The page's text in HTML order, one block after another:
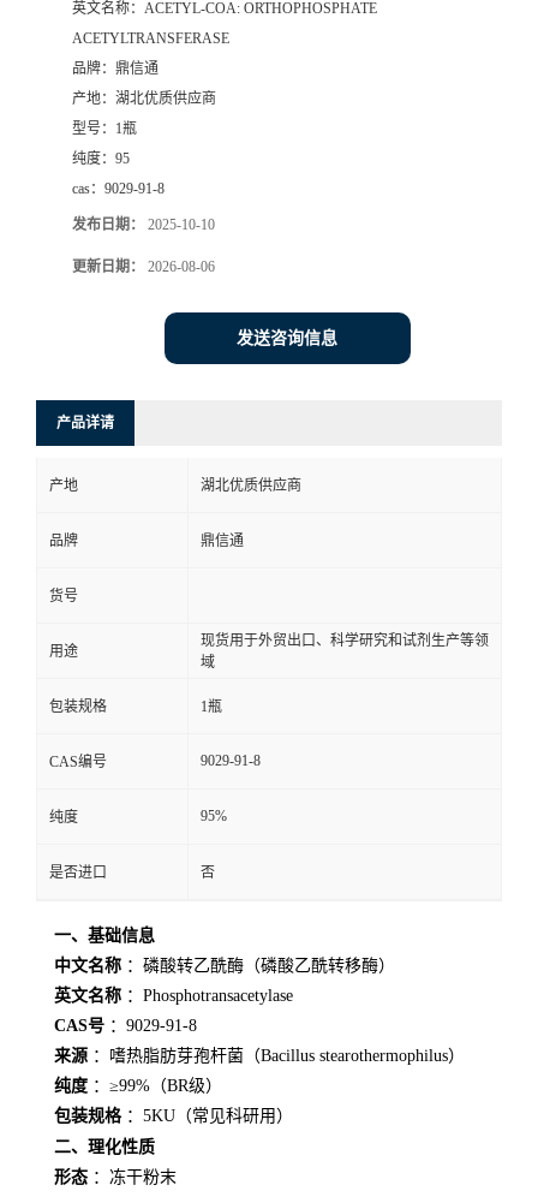
英文名称： ACETYL-COA: ORTHOPHOSPHATE
ACETYLTRANSFERASE
品牌： 鼎信通
产地： 湖北优质供应商
型号： 1瓶
纯度： 95
cas： 9029-91-8
发布日期： 2025-10-10
更新日期： 2026-08-06
发送咨询信息
产品详请
产地 湖北优质供应商
品牌 鼎信通
货号
用途
现货用于外贸出口、科学研究和试剂生产等领
域
包装规格 1瓶
CAS编号 9029-91-8
纯度 95%
是否进口 否
一、基础信息
中文名称 ：磷酸转乙酰酶（磷酸乙酰转移酶）
英文名称 ：Phosphotransacetylase
CAS号 ：9029-91-8
来源 ：嗜热脂肪芽孢杆菌（Bacillus stearothermophilus）
纯度 ：≥99%（BR级）
包装规格：5KU（常见科研用）
二、理化性质
形态 ：冻干粉末